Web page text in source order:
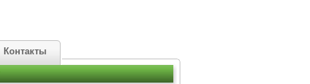
Контакты